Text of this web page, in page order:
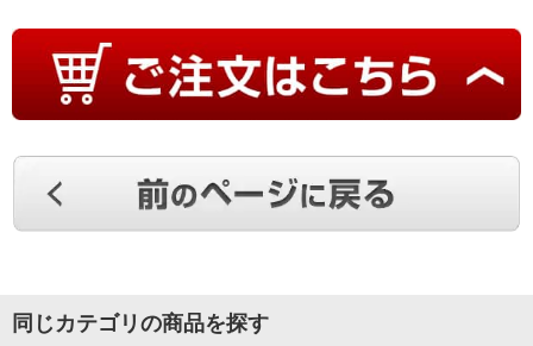
既に購入済みの収納ケースを重宝しておりまして、追加で購入
収納出来重宝しております。
（埼玉県
同じカテゴリの商品を探す